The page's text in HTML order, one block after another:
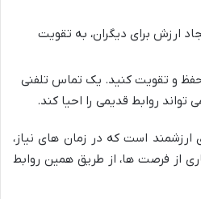
ارزش برای دیگران، به تقویت
حفظ و تقویت کنید. یک تماس تلفنی
تواند روابط قدیمی را احیا کند.
ارزشمند است که در زمان های نیاز،
از فرصت ها، از طریق همین روابط